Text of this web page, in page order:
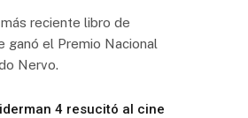
reciente libro de
ganó el Premio Nacional
Nervo.
4 resucitó al cine